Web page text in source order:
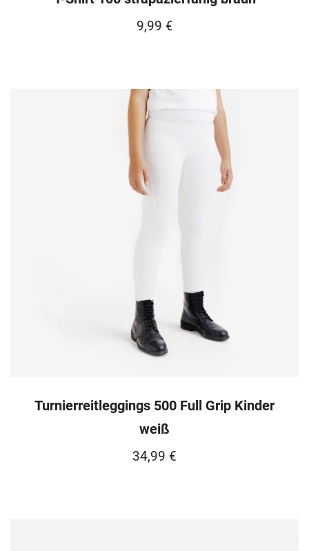
9,99 €
Turnierreitleggings 500 Full Grip Kinder
weiß
34,99 €